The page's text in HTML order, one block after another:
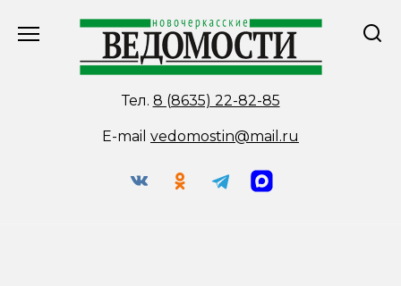
Тел. 8 (8635) 22-82-85
E-mail vedomostin@mail.ru